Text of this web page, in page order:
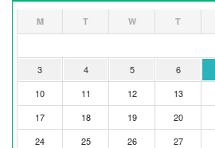
M T W T
3
4 5 6
10
11 12 13
17
18 19 20
24
25 26 27